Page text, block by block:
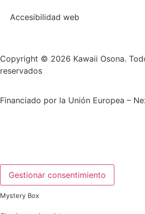
Accesibilidad web
Copyright © 2026 Kawaii Osona.
reservados
Financiado por la Unión Europea –
Gestionar consentimiento
Mystery Box